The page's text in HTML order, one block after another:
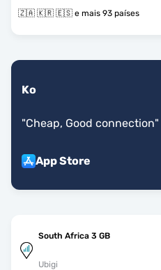
🇿🇦 🇰🇷 🇪🇸 e mais 93 países
Ko
"Cheap, Good connection"
App Store
South Africa 3 GB
Ubigi